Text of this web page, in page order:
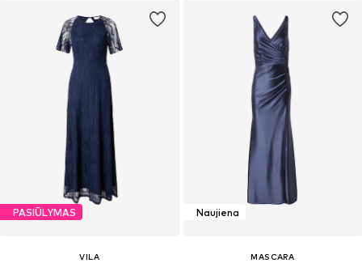
PASIŪLYMAS
VILA
Naujiena
MASCARA